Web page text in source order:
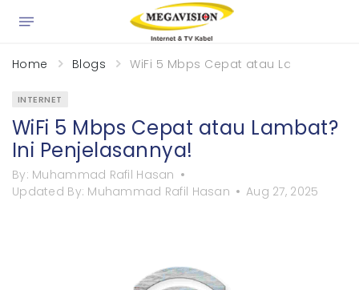
Home Blogs WiFi 5 Mbps Cepat atau Lambat? Ini
INTERNET
WiFi 5 Mbps Cepat atau Lambat?
Ini Penjelasannya!
By: Muhammad Rafil Hasan
Updated By: Muhammad Rafil Hasan Aug 27, 2025